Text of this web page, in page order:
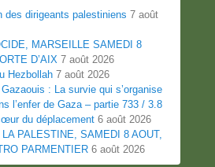
des dirigeants palestiniens 7 août
MARSEILLE SAMEDI 8
D’AIX 7 août 2026
Hezbollah 7 août 2026
: La survie qui s’organise
l’enfer de Gaza – partie 733 / 3.8
du déplacement 6 août 2026
PALESTINE, SAMEDI 8 AOUT,
PARMENTIER 6 août 2026